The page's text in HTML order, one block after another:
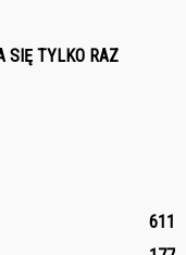
SIĘ TYLKO RAZ
611